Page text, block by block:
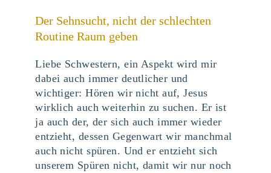
Der Sehnsucht, nicht der schlechten
Routine Raum geben
Liebe Schwestern, ein Aspekt wird mir
dabei auch immer deutlicher und
wichtiger: Hören wir nicht auf, Jesus
wirklich auch weiterhin zu suchen. Er ist
ja auch der, der sich auch immer wieder
entzieht, dessen Gegenwart wir manchmal
auch nicht spüren. Und er entzieht sich
unserem Spüren nicht, damit wir nur noch